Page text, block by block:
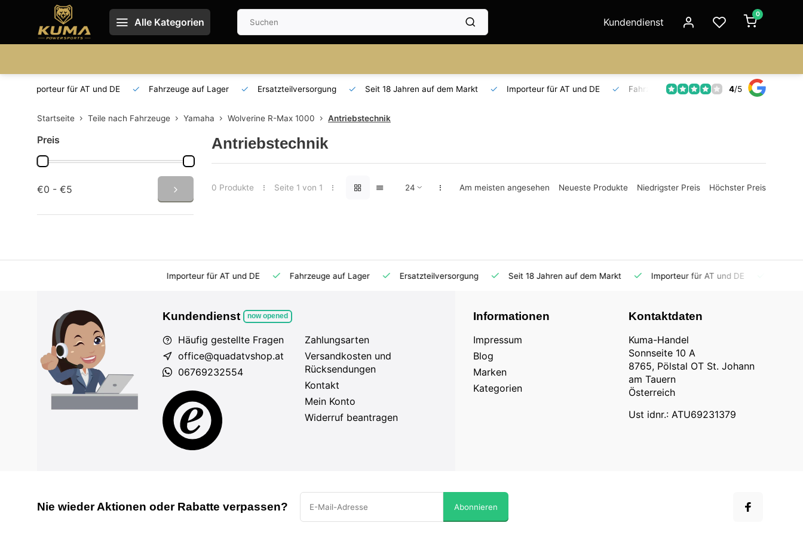
Alle Kategorien Kundendienst
0
Fahrzeuge auf Lager Ersatzteilversorgung Seit 18 Jahren auf dem Markt Importeur für AT und DE Fahrzeuge auf Lager Ersatzteilversorgung Seit 18
4/5
Startseite Teile nach Fahrzeuge Yamaha Wolverine R-Max 1000 Antriebstechnik
Preis
€0 - €5
Antriebstechnik
0 Produkte Seite 1 von 1 Am meisten angesehen Neueste Produkte Niedrigster Preis Höchster Preis
Fahrzeuge auf Lager Ersatzteilversorgung Seit 18 Jahren auf dem Markt Importeur für AT und DE Fahrzeuge auf Lager
Kundendienst now opened
Häufig gestellte Fragen
office@quadatvshop.at
06769232554
Zahlungsarten
Versandkosten und
Rücksendungen
Kontakt
Mein Konto
Widerruf beantragen
Informationen
Impressum
Blog
Marken
Kategorien
Kontaktdaten
Kuma-Handel
Sonnseite 10 A
8765, Pölstal OT St. Johann
am Tauern
Österreich
Ust idnr.: ATU69231379
Nie wieder Aktionen oder Rabatte verpassen? Abonnieren